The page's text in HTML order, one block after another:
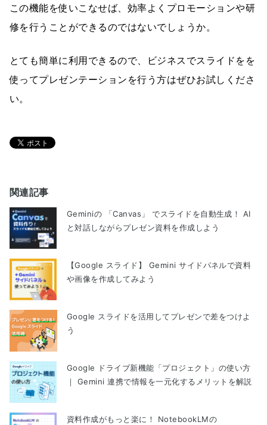
この機能を使いこなせば、効率よくプロモーションや研
修を行うことができるのではないでしょうか。
とても簡単に利用できるので、ビジネスでスライドをを
使ってプレゼンテーションを行う方はぜひお試しくださ
い。
関連記事
Geminiの 「Canvas」 でスライドを自動生成！ AI
と対話しながらプレゼン資料を作成しよう
【Google スライド】 Gemini サイドパネルで資料
や画像を作成してみよう
Google スライドを活用してプレゼンで差をつけよ
う
Google ドライブ新機能「プロジェクト」の使い方
｜ Gemini 連携で情報を一元化するメリットを解説
資料作成がもっと楽に！ NotebookLMの